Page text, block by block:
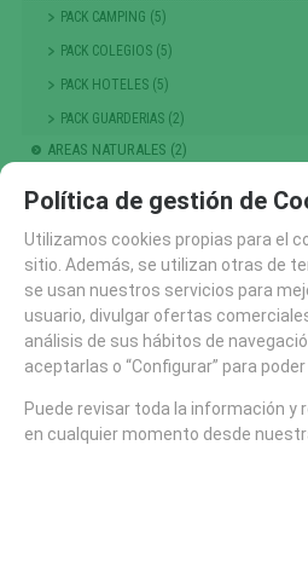
PACK CAMPING (5)
PACK COLEGIOS (5)
PACK HOTELES (5)
PACK GUARDERIAS (2)
AREAS NATURALES (2)
MARCAS
ACCESO TRABAJADORES
usuario
contraseña
Política de gestión de
Utilizamos cookies propias para el
sitio. Además, se utilizan otras de
se usan nuestros servicios para
usuario, divulgar ofertas
análisis de sus hábitos de
aceptarlas o “Configurar” para
Puede revisar toda la información
en cualquier momento desde